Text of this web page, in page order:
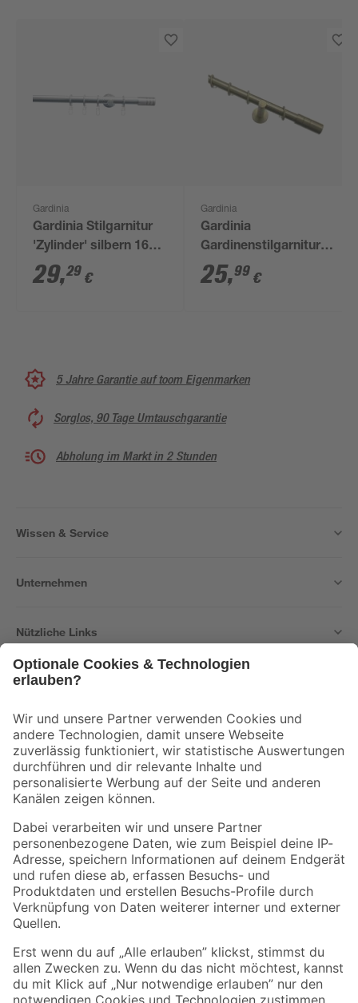
Gardinia
Gardinia Stilgarnitur
'Zylinder' silbern 160
cm
29,29 €
Gardinia
Gardinia
Gardinenstilgarnitur
Zylinder 120 cm
25,99 €
5 Jahre Garantie auf toom Eigenmarken
Sorglos, 90 Tage Umtauschgarantie
Abholung im Markt in 2 Stunden
Wissen & Service
Unternehmen
Nützliche Links
Der toom Newsletter: Keine Angebote und Aktionen mehr verpassen!
Zur Newsletter Anmeldung
Folge uns
Zahlungsarten Versandarten
Sicher einkaufen
Jetzt die toom-App herunterladen